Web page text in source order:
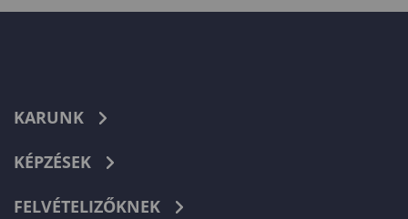
KARUNK
KÉPZÉSEK
FELVÉTELIZŐKNEK